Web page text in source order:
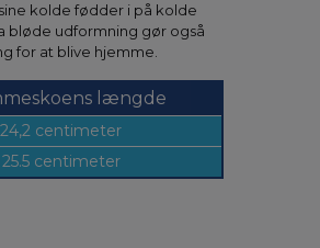
kolde fødder i på kolde
bløde udformning gør også
for at blive hjemme.
længde
24,2 centimeter
25.5 centimeter